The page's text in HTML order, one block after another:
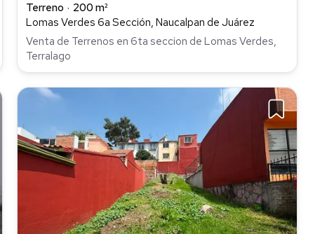
Terreno
200 m²
Lomas Verdes 6a Sección, Naucalpan de Juárez
Venta de Terrenos en 6ta seccion de Lomas Verdes,
Terralago